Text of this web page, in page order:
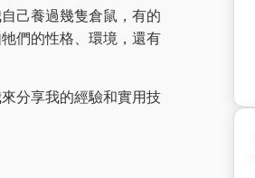
己養過幾隻倉鼠，有的
們的性格、環境，還有
分享我的經驗和實用技